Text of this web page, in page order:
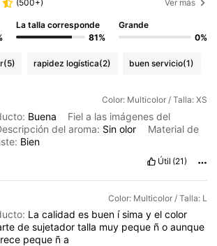
(500+) Ver más
La talla corresponde
81%
Grande
0%
(5) rapidez logística(2) buen servicio(1)
Color: Multicolor / Talla: XS
Buena
Fiel a las imágenes del
del aroma: Sinolor
Material de
Bien
Útil (21)
Color: Multicolor / Talla: L
La calidad es buen ísima y el color
desujetadortalla muy peque ñoaunque
peque ña